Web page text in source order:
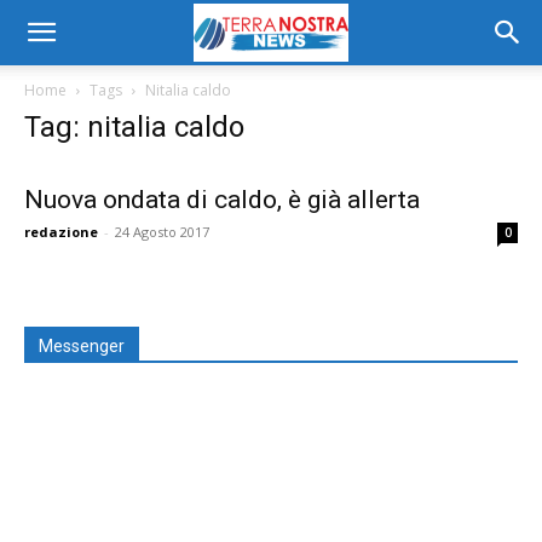
Home Tags Nitalia caldo
Tag: nitalia caldo
Nuova ondata di caldo, è già allerta
redazione - 24 Agosto 2017 0
Messenger